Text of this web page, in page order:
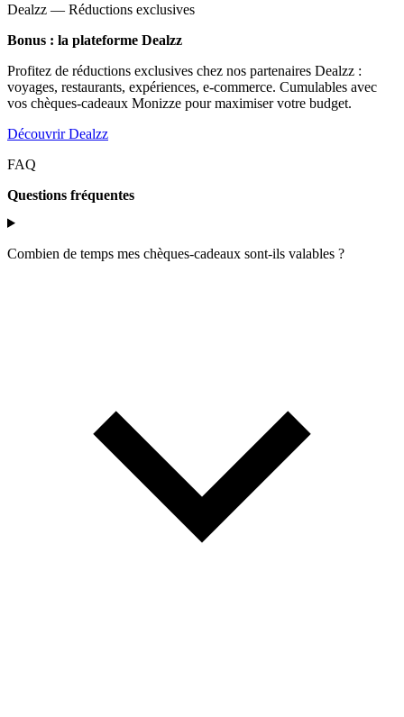
Dealzz — Réductions exclusives
Bonus : la plateforme Dealzz
Profitez de réductions exclusives chez nos partenaires Dealzz :
voyages, restaurants, expériences, e-commerce. Cumulables avec
vos chèques-cadeaux Monizze pour maximiser votre budget.
Découvrir Dealzz
FAQ
Questions fréquentes
Combien de temps mes chèques-cadeaux sont-ils valables ?